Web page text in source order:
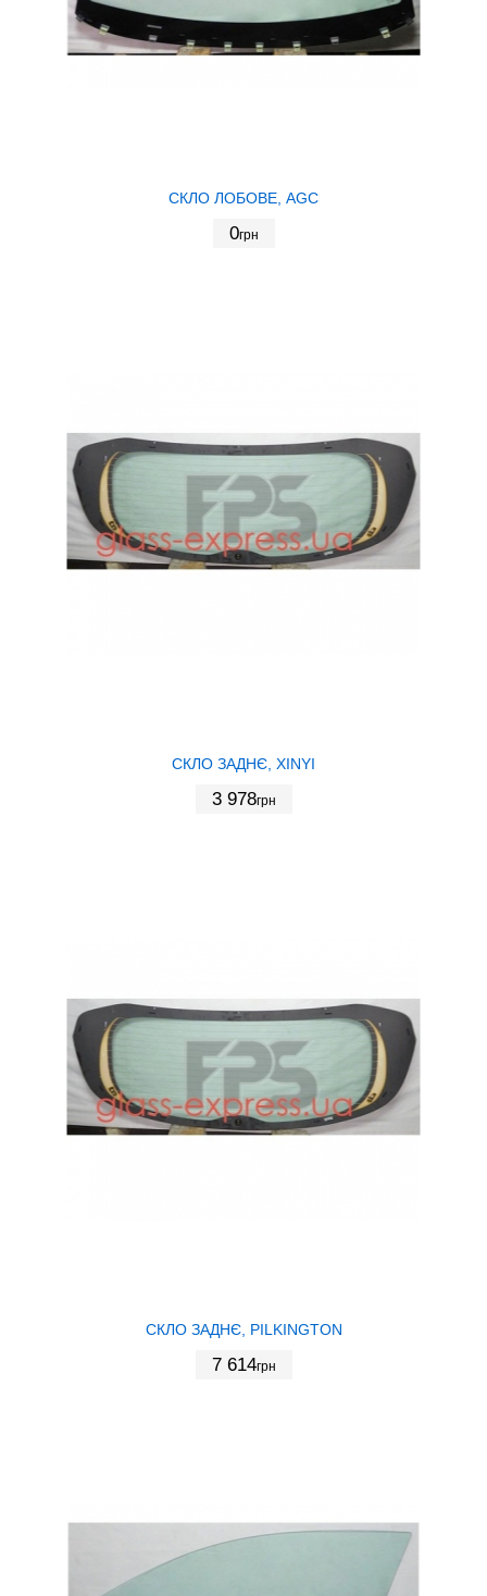
СКЛО ЛОБОВЕ, AGC
0грн
СКЛО ЗАДНЄ, XINYI
3 978грн
СКЛО ЗАДНЄ, PILKINGTON
7 614грн